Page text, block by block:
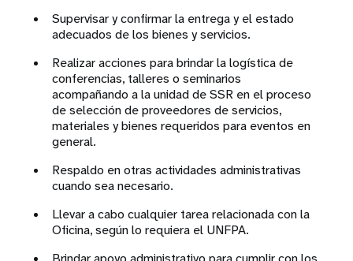
Supervisar y confirmar la entrega y el estado
adecuados de los bienes y servicios.
Realizar acciones para brindar la logística de
conferencias, talleres o seminarios
acompañando a la unidad de SSR en el proceso
de selección de proveedores de servicios,
materiales y bienes requeridos para eventos en
general.
Respaldo en otras actividades administrativas
cuando sea necesario.
Llevar a cabo cualquier tarea relacionada con la
Oficina, según lo requiera el UNFPA.